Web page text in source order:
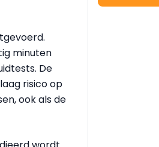
minuten
De
risico op
ook als de